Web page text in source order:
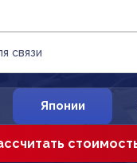
связи
Японии